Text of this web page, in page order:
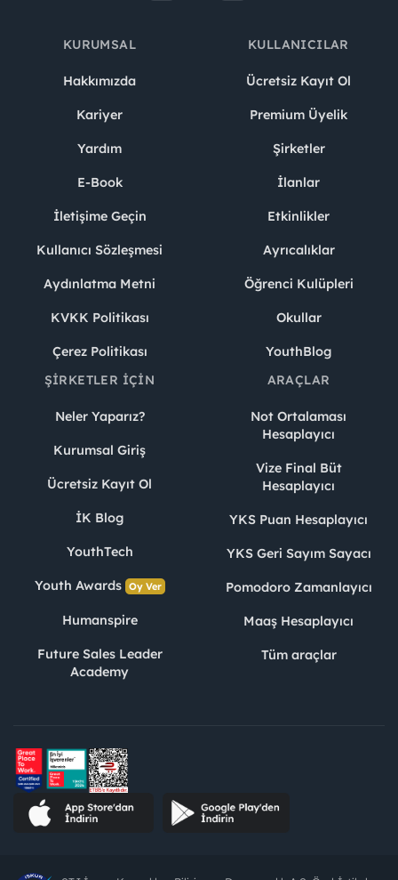
KURUMSAL
Hakkımızda
Kariyer
Yardım
E-Book
İletişime Geçin
Kullanıcı Sözleşmesi
Aydınlatma Metni
KVKK Politikası
Çerez Politikası
KULLANICILAR
Ücretsiz Kayıt Ol
Premium Üyelik
Şirketler
İlanlar
Etkinlikler
Ayrıcalıklar
Öğrenci Kulüpleri
Okullar
YouthBlog
ŞIRKETLER İÇIN
Neler Yaparız?
Kurumsal Giriş
Ücretsiz Kayıt Ol
İK Blog
YouthTech
Youth Awards Oy Ver
Humanspire
Future Sales Leader
Academy
ARAÇLAR
Not Ortalaması
Hesaplayıcı
Vize Final Büt
Hesaplayıcı
YKS Puan Hesaplayıcı
YKS Geri Sayım Sayacı
Pomodoro Zamanlayıcı
Maaş Hesaplayıcı
Tüm araçlar